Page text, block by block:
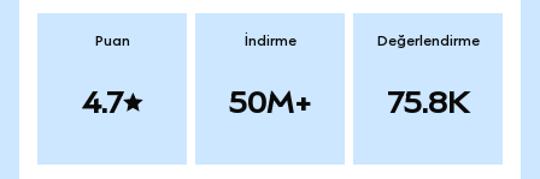
Puan
4.7
İndirme
50M+
Değerlendirme
75.8K